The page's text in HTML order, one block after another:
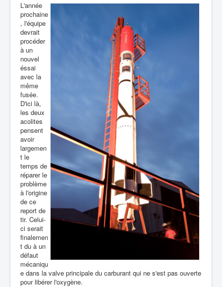
L'année
prochaine
, l'équipe
devrait
procéder
à un
nouvel
éssai
avec la
même
fusée.
D'ici là,
les deux
acolites
pensent
avoir
largemen
t le
temps de
réparer le
problème
à l'origine
de ce
report de
tir. Celui-
ci serait
finalemen
t du à un
défaut
mécaniqu
e dans la valve principale du carburant qui ne s'est pas ouverte
pour libérer l'oxygène.